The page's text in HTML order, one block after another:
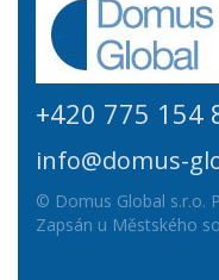
+420 775 154
info@domus-
© Domus Global s.r.o.
Zapsán u Městského